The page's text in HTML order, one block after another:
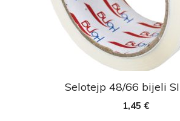
Selotejp 48/66 bijeli
1,45 €